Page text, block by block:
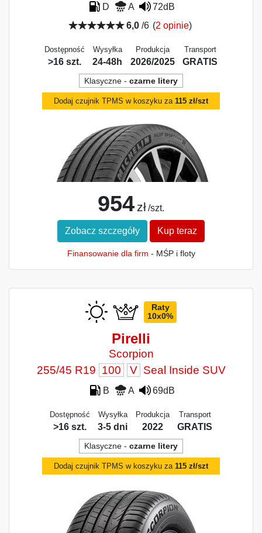
D A
72dB
6,0/6 (2 opinie)
Dostępność
>16 szt.
Wysyłka
24-48h
Produkcja
2026/2025
Transport
GRATIS
Klasyczne - czarne litery
Dodaj czujnik TPMS w koszyku za 115 zł/szt
954 zł /szt.
Zobacz szczegóły Kup teraz
Finansowanie dla firm - MŚP i floty
Raty
10x0%
Pirelli
Scorpion
255/45 R19 100 V Seal Inside SUV
B A 69dB
Dostępność
>16 szt.
Wysyłka
3-5 dni
Produkcja
2022
Transport
GRATIS
Klasyczne - czarne litery
Dodaj czujnik TPMS w koszyku za 115 zł/szt